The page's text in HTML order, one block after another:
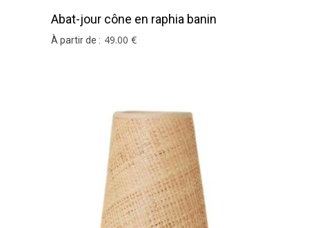
Abat-jour cône en raphia banin
À partir de : 49.00 €